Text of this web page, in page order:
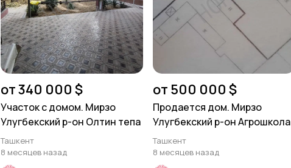
от 340 000 $
Участок с домом. Мирзо
Улугбекский р-он Олтин тепа
Ташкент
8 месяцев назад
от 500 000 $
Продается дом. Мирзо
Улугбекский р-он Агрошкола
Ташкент
8 месяцев назад